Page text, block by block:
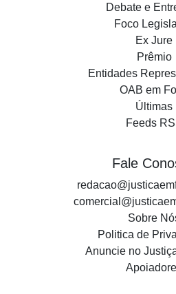
Debate e
Foco
Ex Jure
Prêmio
Entidades
OAB em
Últimas
Feeds
Fale
Sobre
Politica de
Anuncie no